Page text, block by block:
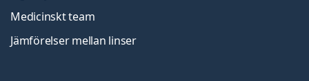
Medicinskt team
Jämförelser mellan linser